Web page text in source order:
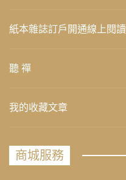
紙本雜誌訂戶開通線上閱讀
聽 禪
我的收藏文章
商城服務